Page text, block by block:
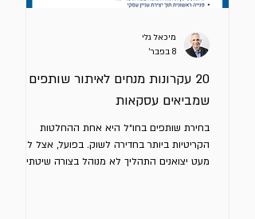
20 עקרונות מנחים לאיתור שותפים
שמביאים עסקאות
בחירת שותפים בחו״ל היא אחת ההחלטות
הקריטיות ביותר בחדירה לשוק. בפועל, אצל לא
מעט יצואנים התהליך לא מנוהל בצורה שיטתית
מיכאל גלי
8 בפבר׳